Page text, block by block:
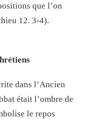
que l’on
12. 3-4).
dans l’Ancien
était l’ombre de
le repos